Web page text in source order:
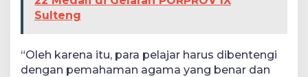
Sulteng
“Oleh karena itu, para pelajar harus dibentengi
dengan pemahaman agama yang benar dan